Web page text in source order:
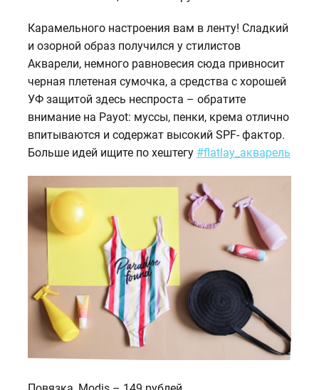
Карамельного настроения вам в ленту! Сладкий
и озорной образ получился у стилистов
Акварели, немного равновесия сюда привносит
черная плетеная сумочка, а средства с хорошей
УФ защитой здесь неспроста – обратите
внимание на Payot: муссы, пенки, крема отлично
впитываются и содержат высокий SPF- фактор.
Больше идей ищите по хештегу #flatlay_акварель